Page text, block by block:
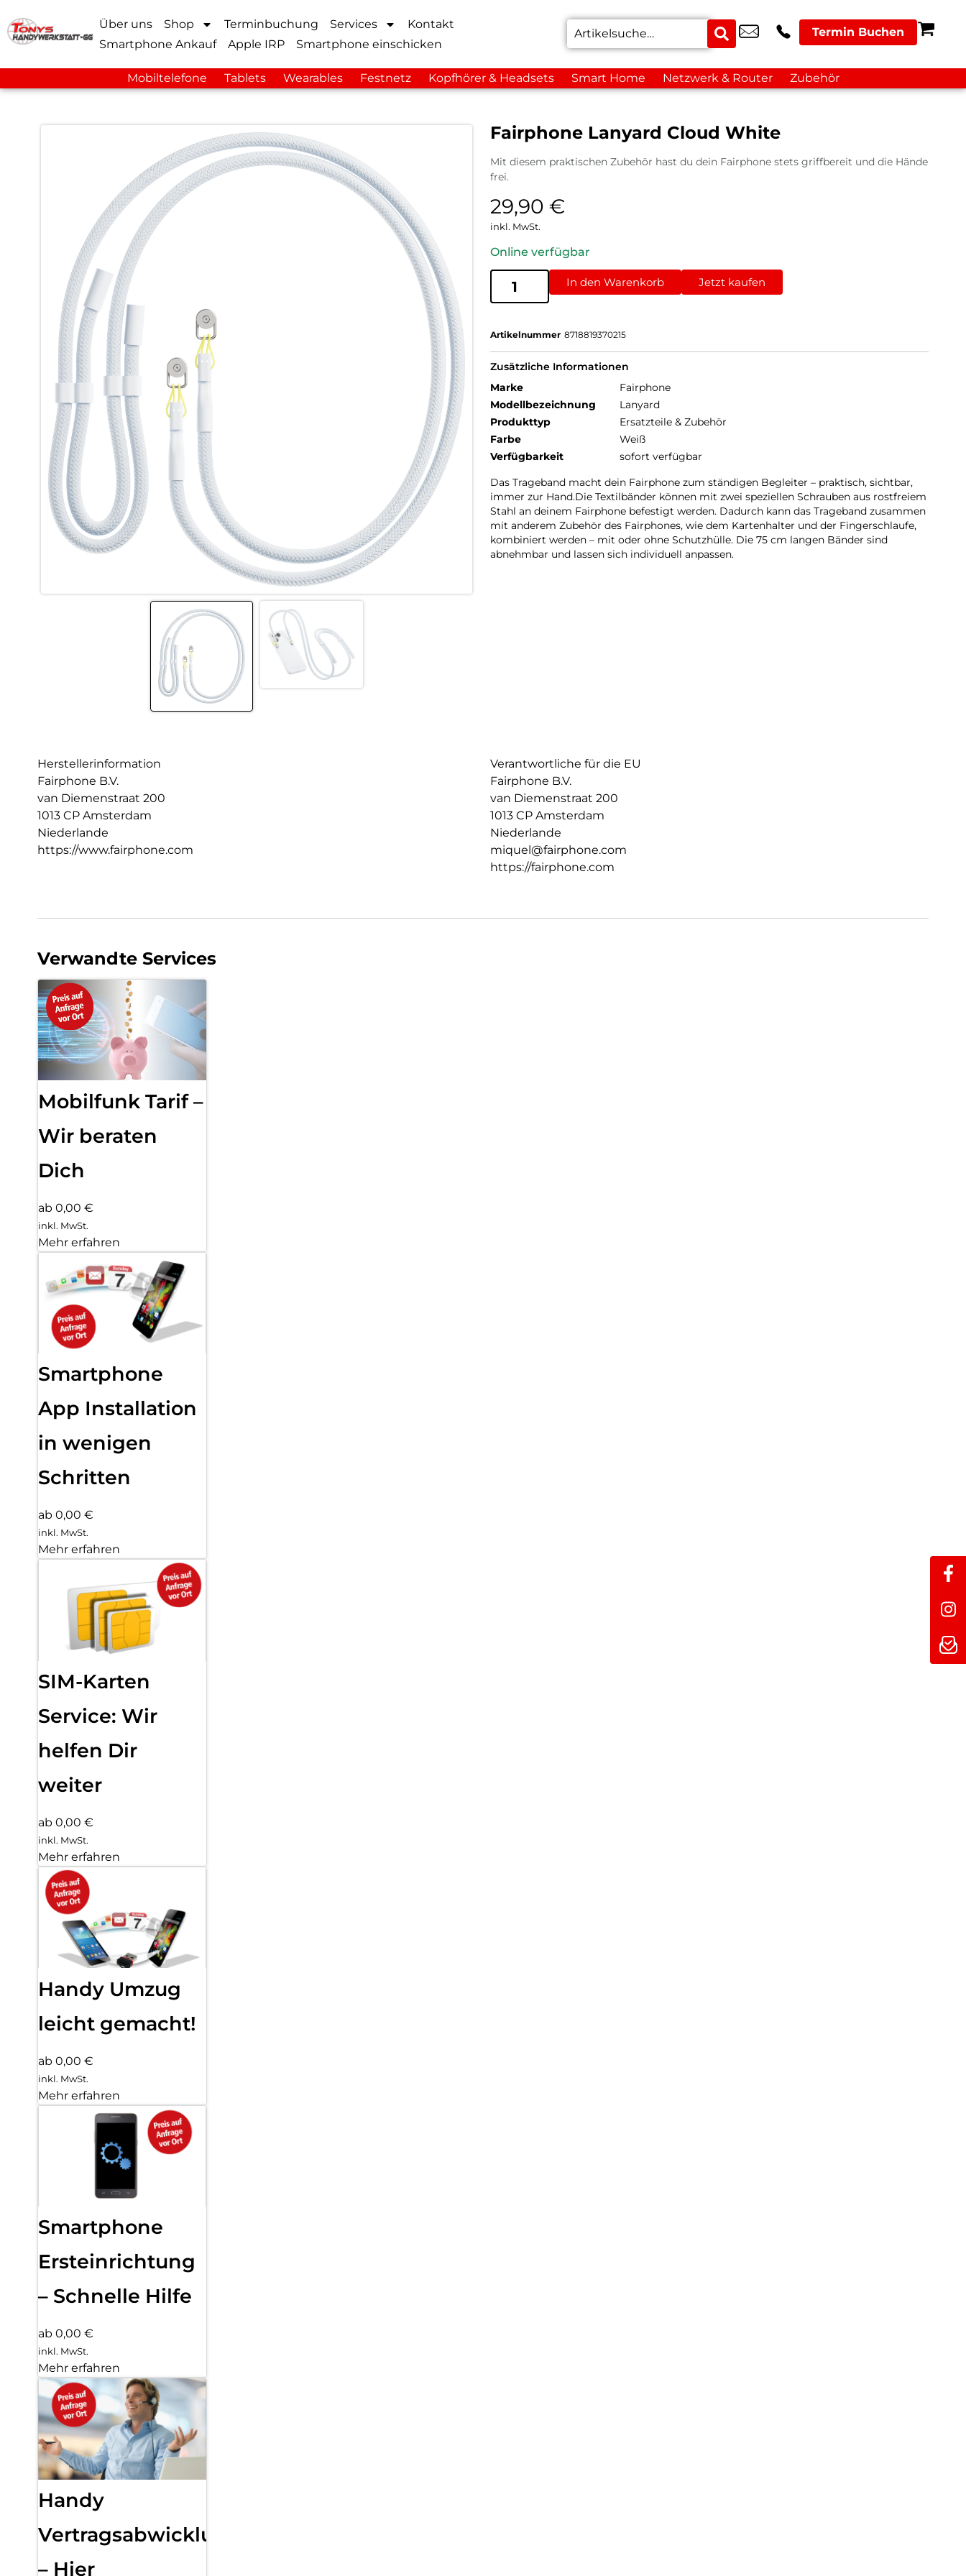
Über uns Shop Terminbuchung Services
Kontakt
Smartphone Ankauf
Apple IRP Smartphone einschicken
Termin Buchen
Mobiltelefone Tablets Wearables Festnetz Kopfhörer & Headsets Smart Home Netzwerk & Router Zubehör
Fairphone Lanyard Cloud White
Mit diesem praktischen Zubehör hast du dein Fairphone stets griffbereit und die Hände
frei.
29,90 €
inkl. MwSt.
Online verfügbar
In den Warenkorb Jetzt kaufen
Artikelnummer 8718819370215
Zusätzliche Informationen
Marke
Fairphone
Modellbezeichnung
Lanyard
Produkttyp
Ersatzteile & Zubehör
Farbe
Weiß
Verfügbarkeit
sofort verfügbar
Das Trageband macht dein Fairphone zum ständigen Begleiter – praktisch, sichtbar,
immer zur Hand.Die Textilbänder können mit zwei speziellen Schrauben aus rostfreiem
Stahl an deinem Fairphone befestigt werden. Dadurch kann das Trageband zusammen
mit anderem Zubehör des Fairphones, wie dem Kartenhalter und der Fingerschlaufe,
kombiniert werden – mit oder ohne Schutzhülle. Die 75 cm langen Bänder sind
abnehmbar und lassen sich individuell anpassen.
Herstellerinformation
Fairphone B.V.
van Diemenstraat 200
1013 CP Amsterdam
Niederlande
https://www.fairphone.com
Verantwortliche für die EU
Fairphone B.V.
van Diemenstraat 200
1013 CP Amsterdam
Niederlande
miquel@fairphone.com
https://fairphone.com
Verwandte Services
Mobilfunk Tarif –
Wir beraten
Dich
ab 0,00 €
inkl. MwSt.
Mehr erfahren
Smartphone
App Installation
in wenigen
Schritten
ab 0,00 €
inkl. MwSt.
Mehr erfahren
SIM-Karten
Service: Wir
helfen Dir
weiter
ab 0,00 €
inkl. MwSt.
Mehr erfahren
Handy Umzug
leicht gemacht!
ab 0,00 €
inkl. MwSt.
Mehr erfahren
Smartphone
Ersteinrichtung
– Schnelle Hilfe
ab 0,00 €
inkl. MwSt.
Mehr erfahren
Handy
Vertragsabwicklung
– Hier